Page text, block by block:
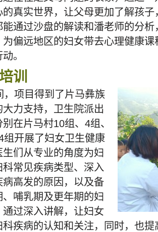
的真实世界，让父母更加了解孩
能通过沙盘的解读和潘老师的分
为偏远地区的妇女带去心理健康
。
训
，项目得到了片马彝族
大力支持，卫生院派出
在片马村10组、4组、
组开展了妇女卫生健康
们从专业的角度为妇
常见疾病类型、深入
高发的原因，以及备
哺乳期及更年期的妇
过深入讲解，让妇女
科疾病的认知和关注，同时，也